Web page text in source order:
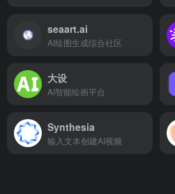
seaart.ai
AI绘图生成综合社区
大设
AI智能绘画平台
Synthesia
输入文本创建AI视频